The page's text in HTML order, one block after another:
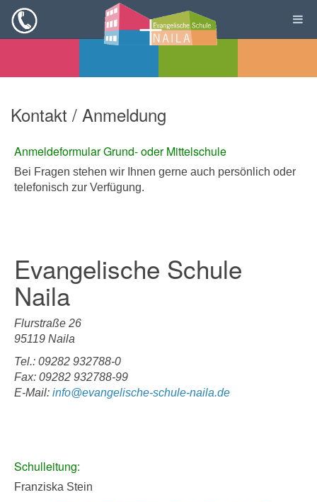
Kontakt / Anmeldung
Anmeldeformular Grund- oder Mittelschule
Bei Fragen stehen wir Ihnen gerne auch persönlich oder
telefonisch zur Verfügung.
Evangelische Schule
Naila
Flurstraße 26
95119 Naila
Tel.: 09282 932788-0
Fax: 09282 932788-99
E-Mail: info@evangelische-schule-naila.de
Schulleitung:
Franziska Stein